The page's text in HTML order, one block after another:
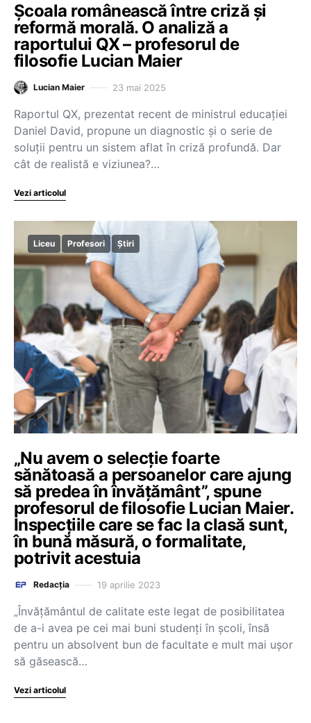
Școala românească între criză și
reformă morală. O analiză a
raportului QX – profesorul de
filosofie Lucian Maier
Lucian Maier 23 mai 2025
Raportul QX, prezentat recent de ministrul educației
Daniel David, propune un diagnostic și o serie de
soluții pentru un sistem aflat în criză profundă. Dar
cât de realistă e viziunea?…
Vezi articolul
Liceu Profesori Știri
„Nu avem o selecție foarte
sănătoasă a persoanelor care ajung
să predea în învățământ”, spune
profesorul de filosofie Lucian Maier.
Inspecțiile care se fac la clasă sunt,
în bună măsură, o formalitate,
potrivit acestuia
Redacția 19 aprilie 2023
„Învățământul de calitate este legat de posibilitatea
de a-i avea pe cei mai buni studenți în școli, însă
pentru un absolvent bun de facultate e mult mai ușor
să găsească…
Vezi articolul